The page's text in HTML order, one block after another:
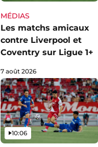
MÉDIAS
Les matchs amicaux
contre Liverpool et
Coventry sur Ligue 1+
7 août 2026
Vidéo
10:06